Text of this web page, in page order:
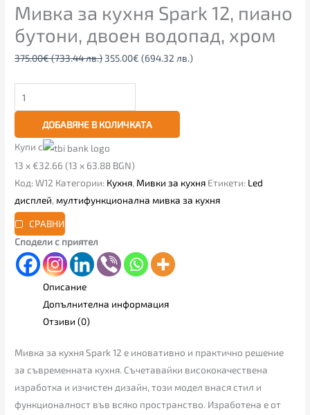
Мивка за кухня Spark 12, пиано
бутони, двоен водопад, хром
375.00€(733.44 лв.) 355.00€ (694.32 лв.)
ДОБАВЯНЕ В КОЛИЧКАТА
Купи с
13 x €32.66 (13 x 63.88 BGN)
Код:W12 Категории: Кухня, Мивки за кухня Етикети: Led
дисплей, мултифункционална мивка за кухня
СРАВНИ
Сподели с приятел
Описание
Допълнителна информация
Отзиви (0)
Мивка за кухня Spark 12 е иновативно и практично решение
за съвременната кухня. Съчетавайки висококачествена
изработка и изчистен дизайн, този модел внася стил и
функционалност във всяко пространство. Изработена е от